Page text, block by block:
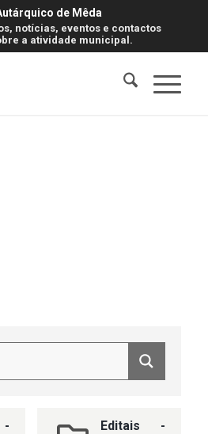
de Mêda
notícias, eventos e contactos
a atividade municipal.
-
Editais -